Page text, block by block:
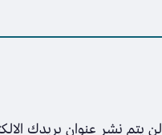
لن يتم نشر عنوان بريدك